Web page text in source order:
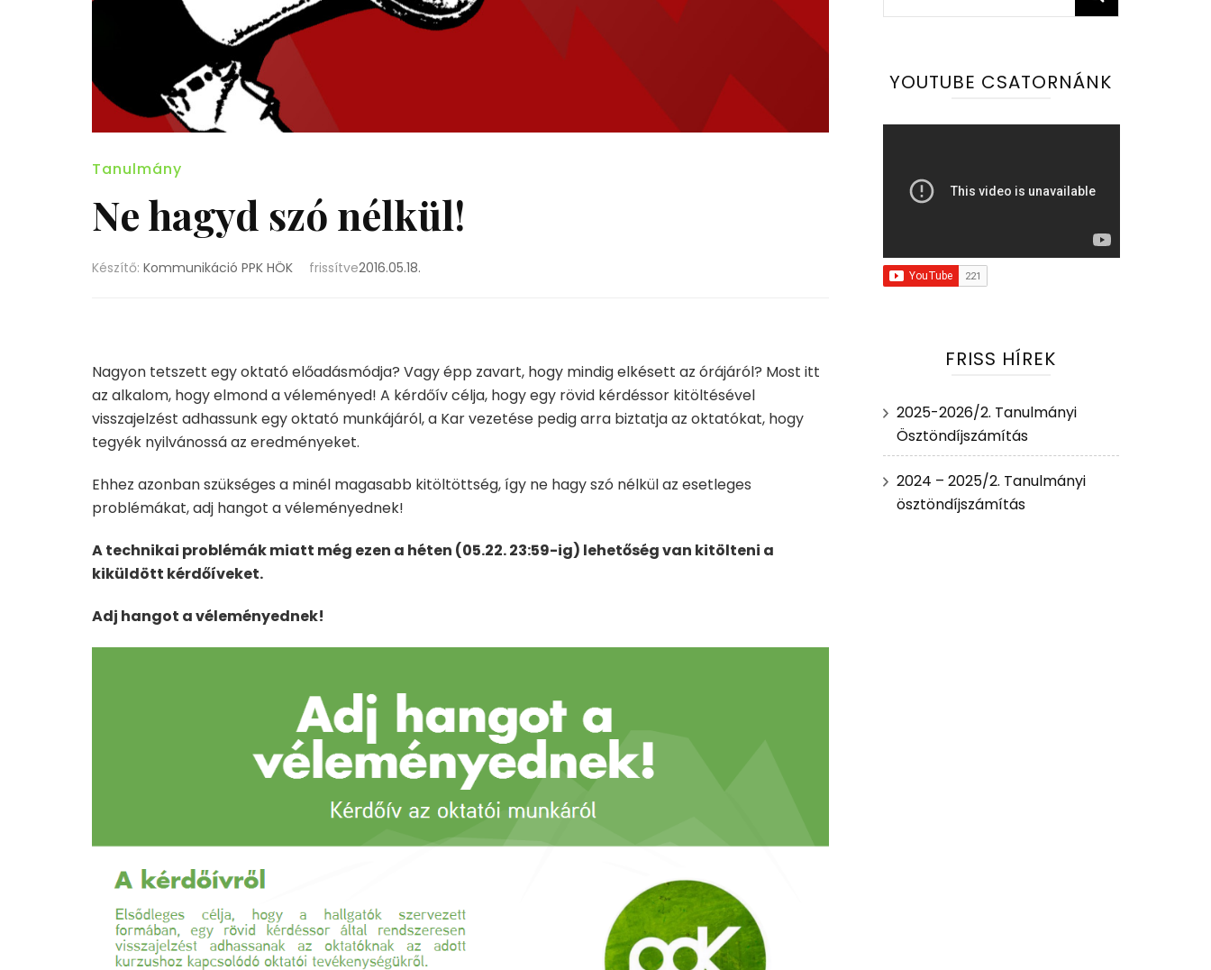
Tanulmány
Ne hagyd szó nélkül!
Készítő: Kommunikáció PPK HÖK frissítve2016.05.18.
Nagyon tetszett egy oktató előadásmódja? Vagy épp zavart, hogy mindig elkésett az órájáról? Most itt
az alkalom, hogy elmond a véleményed! A kérdőív célja, hogy egy rövid kérdéssor kitöltésével
visszajelzést adhassunk egy oktató munkájáról, a Kar vezetése pedig arra biztatja az oktatókat, hogy
tegyék nyilvánossá az eredményeket.
Ehhez azonban szükséges a minél magasabb kitöltöttség, így ne hagy szó nélkül az esetleges
problémákat, adj hangot a véleményednek!
A technikai problémák miatt még ezen a héten (05.22. 23:59-ig) lehetőség van kitölteni a
kiküldött kérdőíveket.
Adj hangot a véleményednek!
YOUTUBE CSATORNÁNK
FRISS HÍREK
2025-2026/2. Tanulmányi
Ösztöndíjszámítás
2024 – 2025/2. Tanulmányi
ösztöndíjszámítás